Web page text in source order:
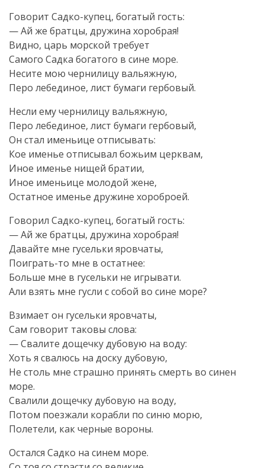
Говорит Садко-купец, богатый гость:
— Ай же братцы, дружина хоробрая!
Видно, царь морской требует
Самого Садка богатого в сине море.
Несите мою чернилицу вальяжную,
Перо лебединое, лист бумаги гербовый.
Несли ему чернилицу вальяжную,
Перо лебединое, лист бумаги гербовый,
Он стал именьице отписывать:
Кое именье отписывал божьим церквам,
Иное именье нищей братии,
Иное именьице молодой жене,
Остатное именье дружине хороброей.
Говорил Садко-купец, богатый гость:
— Ай же братцы, дружина хоробрая!
Давайте мне гусельки яровчаты,
Поиграть-то мне в остатнее:
Больше мне в гусельки не игрывати.
Али взять мне гусли с собой во сине море?
Взимает он гусельки яровчаты,
Сам говорит таковы слова:
— Свалите дощечку дубовую на воду:
Хоть я свалюсь на доску дубовую,
Не столь мне страшно принять смерть во синен
море.
Свалили дощечку дубовую на воду,
Потом поезжали корабли по синю морю,
Полетели, как черные вороны.
Остался Садко на синем море.